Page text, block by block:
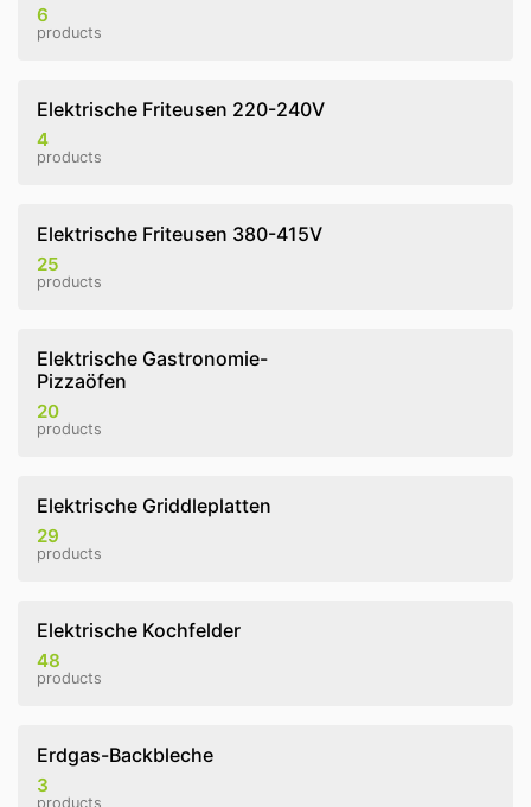
6
products
Elektrische Friteusen 220-240V
4
products
Elektrische Friteusen 380-415V
25
products
Elektrische Gastronomie-
Pizzaöfen
20
products
Elektrische Griddleplatten
29
products
Elektrische Kochfelder
48
products
Erdgas-Backbleche
3
products